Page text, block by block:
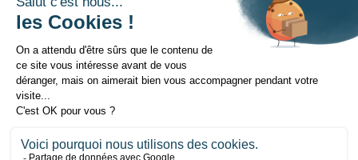
Contact